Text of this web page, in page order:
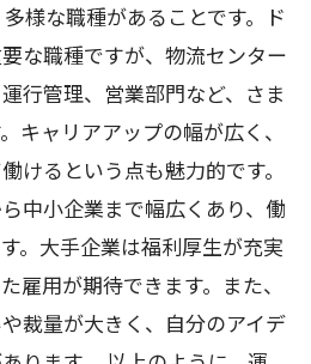
様な職種があることです。ド
な職種ですが、物流センター
行管理、営業部門など、さま
キャリアアップの幅が広く、
けるという点も魅力的です。
中小企業まで幅広くあり、働
。大手企業は福利厚生が充実
雇用が期待できます。また、
裁量が大きく、自分のアイデ